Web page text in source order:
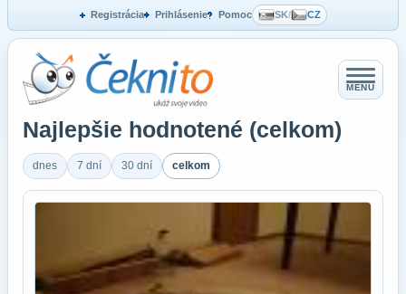
Registrácia Prihlásenie Pomoc SK/ CZ
MENU
Najlepšie hodnotené (celkom)
dnes 7 dní 30 dní celkom